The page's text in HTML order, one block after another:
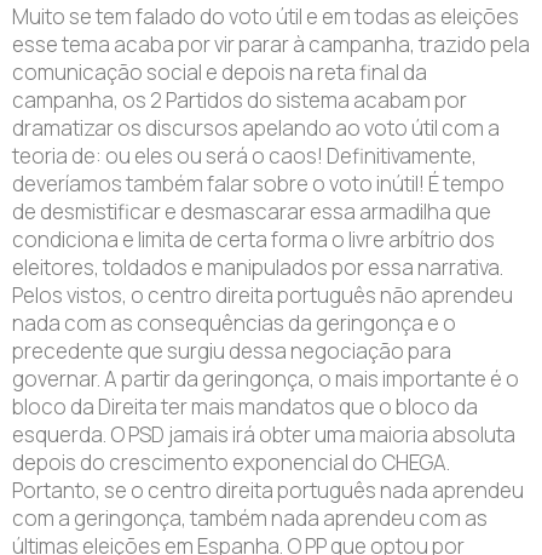
Muito se tem falado do voto útil e em todas as eleições
esse tema acaba por vir parar à campanha, trazido pela
comunicação social e depois na reta final da
campanha, os 2 Partidos do sistema acabam por
dramatizar os discursos apelando ao voto útil com a
teoria de: ou eles ou será o caos! Definitivamente,
deveríamos também falar sobre o voto inútil! É tempo
de desmistificar e desmascarar essa armadilha que
condiciona e limita de certa forma o livre arbítrio dos
eleitores, toldados e manipulados por essa narrativa.
Pelos vistos, o centro direita português não aprendeu
nada com as consequências da geringonça e o
precedente que surgiu dessa negociação para
governar. A partir da geringonça, o mais importante é o
bloco da Direita ter mais mandatos que o bloco da
esquerda. O PSD jamais irá obter uma maioria absoluta
depois do crescimento exponencial do CHEGA.
Portanto, se o centro direita português nada aprendeu
com a geringonça, também nada aprendeu com as
últimas eleições em Espanha. O PP que optou por